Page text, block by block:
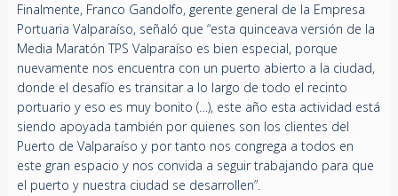
Finalmente, Franco Gandolfo, gerente general de la Empresa
Portuaria Valparaíso, señaló que “esta quinceava versión de la
Media Maratón TPS Valparaíso es bien especial, porque
nuevamente nos encuentra con un puerto abierto a la ciudad,
donde el desafío es transitar a lo largo de todo el recinto
portuario y eso es muy bonito (…), este año esta actividad está
siendo apoyada también por quienes son los clientes del
Puerto de Valparaíso y por tanto nos congrega a todos en
este gran espacio y nos convida a seguir trabajando para que
el puerto y nuestra ciudad se desarrollen”.